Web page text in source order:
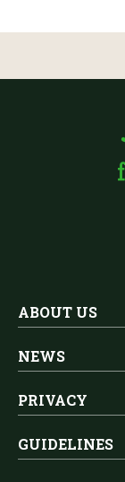
ABOUT US
NEWS
PRIVACY
GUIDELINES